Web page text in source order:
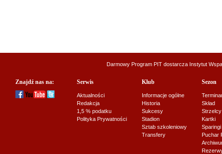
Darmowy Program PIT dostarcza Instytut
Znajdź nas na: Serwis
Aktualności
Redakcja
1,5 % podatku
Polityka Prywatności
Klub
Informacje ogólne
Historia
Sukcesy
Stadion
Sztab szkoleniowy
Transfery
Sezon
Skład
Strzelcy
Kartki
Sparingi
Puchar